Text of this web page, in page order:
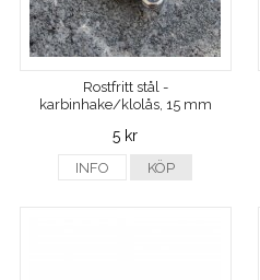
Rostfritt stål -
karbinhake/klolås, 15 mm
5 kr
INFO KÖP